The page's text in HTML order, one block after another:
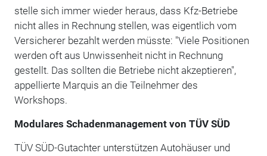
stelle sich immer wieder heraus, dass Kfz-Betriebe
nicht alles in Rechnung stellen, was eigentlich vom
Versicherer bezahlt werden müsste: "Viele Positionen
werden oft aus Unwissenheit nicht in Rechnung
gestellt. Das sollten die Betriebe nicht akzeptieren",
appellierte Marquis an die Teilnehmer des
Workshops.
Modulares Schadenmanagement von TÜV SÜD
TÜV SÜD-Gutachter unterstützen Autohäuser und